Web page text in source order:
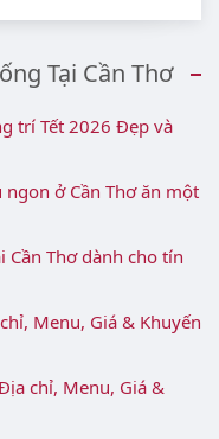
Tại Cần Thơ
trí Tết 2026 Đẹp và
ở Cần Thơ ăn một
Cần Thơ dành cho tín
Menu, Giá & Khuyến
chỉ, Menu, Giá &